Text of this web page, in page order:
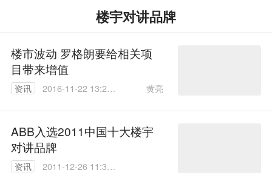
楼宇对讲品牌
楼市波动 罗格朗要给相关项
目带来增值
资讯
2016-11-22 13:27:
黄亮
ABB入选2011中国十大楼宇
对讲品牌
资讯
2011-12-26 11:30: